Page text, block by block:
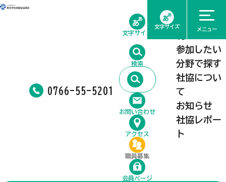
0766-55-5201
文字サイズ
検索
お問い合わせ
アクセス
職員募集
会員ページ
文字サイズ
メニュー
相談したい
参加したい
分野で探す
社協につい
て
お知らせ
社協レポー
ト